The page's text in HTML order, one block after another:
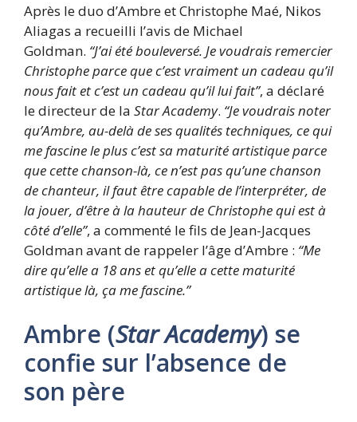
Après le duo d’Ambre et Christophe Maé, Nikos
Aliagas a recueilli l’avis de Michael
Goldman. “J’ai été bouleversé. Je voudrais remercier
Christophe parce que c’est vraiment un cadeau qu’il
nous fait et c’est un cadeau qu’il lui fait”, a déclaré
le directeur de la Star Academy. “Je voudrais noter
qu’Ambre, au-delà de ses qualités techniques, ce qui
me fascine le plus c’est sa maturité artistique parce
que cette chanson-là, ce n’est pas qu’une chanson
de chanteur, il faut être capable de l’interpréter, de
la jouer, d’être à la hauteur de Christophe qui est à
côté d’elle”, a commenté le fils de Jean-Jacques
Goldman avant de rappeler l’âge d’Ambre : “Me
dire qu’elle a 18 ans et qu’elle a cette maturité
artistique là, ça me fascine.”
Ambre (Star Academy) se
confie sur l’absence de
son père